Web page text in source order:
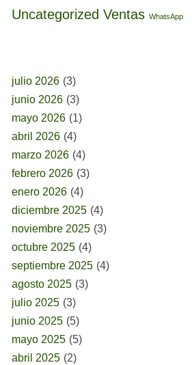
Uncategorized Ventas WhatsApp
julio 2026 (3)
junio 2026 (3)
mayo 2026 (1)
abril 2026 (4)
marzo 2026 (4)
febrero 2026 (3)
enero 2026 (4)
diciembre 2025 (4)
noviembre 2025 (3)
octubre 2025 (4)
septiembre 2025 (4)
agosto 2025 (3)
julio 2025 (3)
junio 2025 (5)
mayo 2025 (5)
abril 2025 (2)